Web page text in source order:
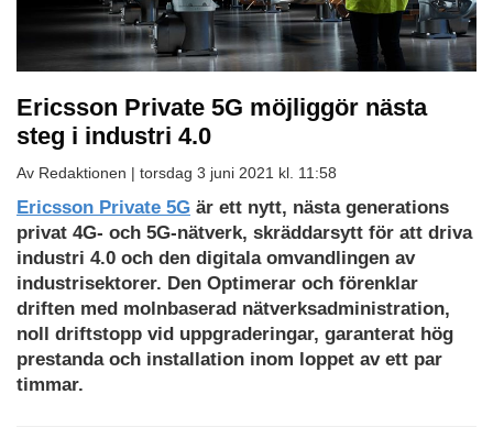
Ericsson Private 5G möjliggör nästa
steg i industri 4.0
Av Redaktionen | torsdag 3 juni 2021 kl. 11:58
Ericsson Private 5G är ett nytt, nästa generations
privat 4G- och 5G-nätverk, skräddarsytt för att driva
industri 4.0 och den digitala omvandlingen av
industrisektorer. Den Optimerar och förenklar
driften med molnbaserad nätverksadministration,
noll driftstopp vid uppgraderingar, garanterat hög
prestanda och installation inom loppet av ett par
timmar.